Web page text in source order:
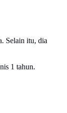
Selain itu, dia
1 tahun.